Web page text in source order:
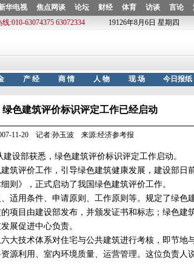
绿色建筑评价标识评定工作已经启动
11-20 记者:孙玉波 来源:经济参考报
部获悉，绿色建筑评价标识评定工作启动。
评价工作，引导绿色建筑健康发展，建设部日
则》，正式启动了我国绿色建筑评价工作。
用条件、申请原则、工作原则等。规定了绿色
项目由建设部发布，并颁发证书和标志；绿色建
展促进中心负责。
技术体系对住宅与公共建筑进行考核，即节地
源利用、室内环境质量、运营管理。这位负责人